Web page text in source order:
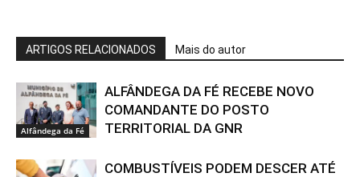
ARTIGOS RELACIONADOS Mais do autor
Alfândega da Fé
ALFÂNDEGA DA FÉ RECEBE NOVO
COMANDANTE DO POSTO
TERRITORIAL DA GNR
COMBUSTÍVEIS PODEM DESCER ATÉ